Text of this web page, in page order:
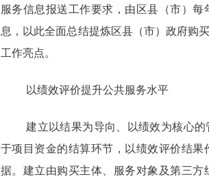
服务信息报送工作要求，由区县（市）每
息，以此全面总结提炼区县（市）政府购
工作亮点。
以绩效评价提升公共服务水平
建立以结果为导向、以绩效为核心
于项目资金的结算环节，以绩效评价结
据。建立由购买主体、服务对象及第三